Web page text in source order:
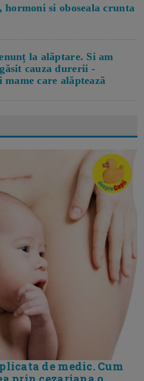
hormoni si oboseala crunta
la alăptare. Si am
cauza durerii -
mame care alăptează
de medic. Cum